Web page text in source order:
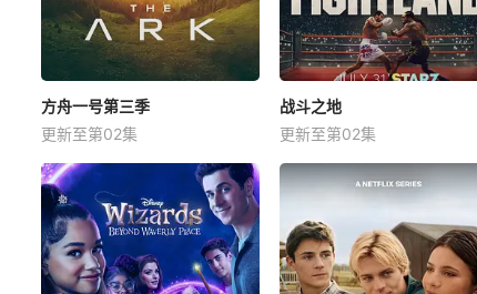
方舟一号第三季
更新至第02集
战斗之地
更新至第02集